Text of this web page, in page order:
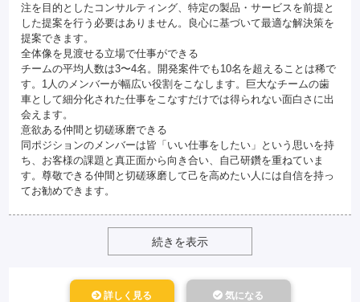
注を目的としたコンサルティング、特定の製品・サービスを前提と
した提案を行う必要はありません。良心に基づいて最適な解決策を
提案できます。
全体像を見渡せる立場で仕事ができる
チームの平均人数は3〜4名。開発案件でも10名を超えることは稀で
す。1人のメンバーが幅広い役割をこなします。巨大なチームの歯
車として細分化された仕事をこなすだけでは得られない面白さに出
会えます。
意欲ある仲間と切磋琢磨できる
同ポジションのメンバーは皆「いい仕事をしたい」という思いを持
ち、お客様の課題と真正面から向き合い、自己研鑽を重ねていま
す。尊敬できる仲間と切磋琢磨して己を高めたい人には自信を持っ
てお勧めできます。
続きを表示
詳しく見る 気になる